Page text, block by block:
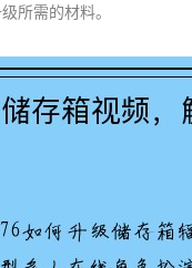
所需的材料。